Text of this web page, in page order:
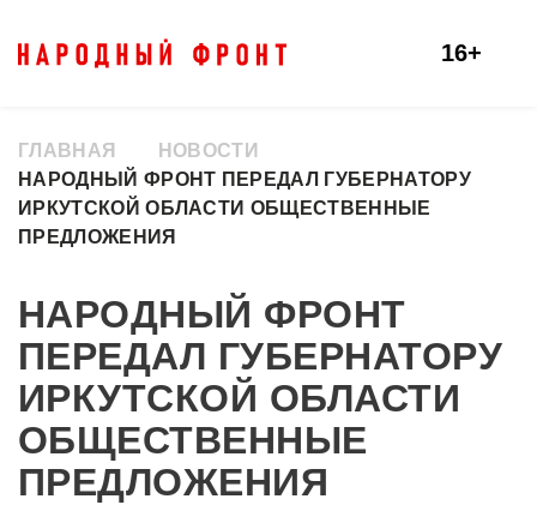
16+
ГЛАВНАЯ
НОВОСТИ
НАРОДНЫЙ ФРОНТ ПЕРЕДАЛ ГУБЕРНАТОРУ
ИРКУТСКОЙ ОБЛАСТИ ОБЩЕСТВЕННЫЕ
ПРЕДЛОЖЕНИЯ
НАРОДНЫЙ ФРОНТ
ПЕРЕДАЛ ГУБЕРНАТОРУ
ИРКУТСКОЙ ОБЛАСТИ
ОБЩЕСТВЕННЫЕ
ПРЕДЛОЖЕНИЯ